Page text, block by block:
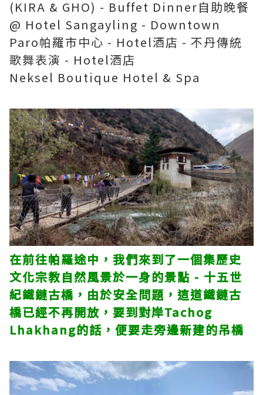
(KIRA & GHO) - Buffet Dinner自助晚餐
@ Hotel Sangayling - Downtown
Paro帕羅市中心 - Hotel酒店 - 不丹傳統
歌舞表演 - Hotel酒店
Neksel Boutique Hotel & Spa
在前往帕羅途中，我們來到了一個集歷史
文化宗教自然風景於一身的景點 - 十五世
紀鐵鏈古橋，由於安全問題，這道鐵鏈古
橋已經不再開放，要到對岸Tachog
Lhakhang的話，便要走旁邊新建的吊橋